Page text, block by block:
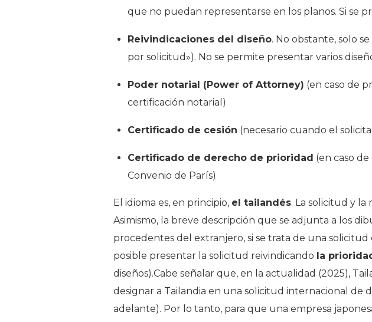
que no puedan representarse en los planos. Si se
Reivindicaciones del diseño. No obstante, solo
por solicitud»). No se permite presentar varios
Poder notarial (Power of Attorney) (en caso de
certificación notarial)
Certificado de cesión (necesario cuando el
Certificado de derecho de prioridad (en caso
Convenio de París)
El idioma es, en principio, el tailandés. La solicitud y
Asimismo, la breve descripción que se adjunta a los
procedentes del extranjero, si se trata de una
posible presentar la solicitud reivindicando la
diseños).Cabe señalar que, en la actualidad (2025),
designar a Tailandia en una solicitud internacional de
adelante). Por lo tanto, para que una empresa